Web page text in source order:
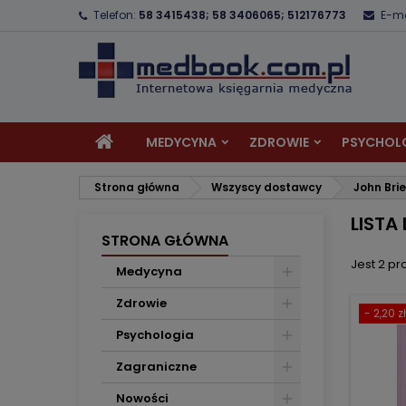
Telefon: 58 3415438; 58 3406065; 512176773 E-
MEDYCYNA ZDROWIE
Strona główna Wszyscy dostawcy John
STRONA GŁÓWNA
Medycyna
Zdrowie
Psychologia
Zagraniczne
Nowości
LISTA
Jest 2
- 2,20 zł